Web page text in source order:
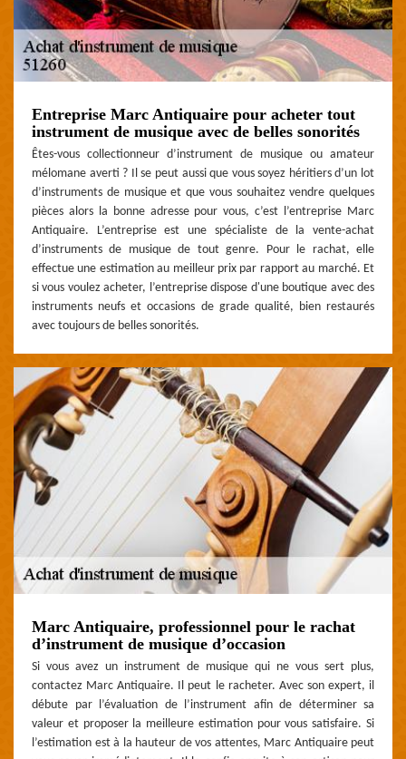
Entreprise Marc Antiquaire pour acheter tout
instrument de musique avec de belles sonorités
Êtes-vous collectionneur d’instrument de musique ou amateur
mélomane averti ? Il se peut aussi que vous soyez héritiers d’un lot
d’instruments de musique et que vous souhaitez vendre quelques
pièces alors la bonne adresse pour vous, c’est l’entreprise Marc
Antiquaire. L’entreprise est une spécialiste de la vente-achat
d’instruments de musique de tout genre. Pour le rachat, elle
effectue une estimation au meilleur prix par rapport au marché. Et
si vous voulez acheter, l’entreprise dispose d'une boutique avec des
instruments neufs et occasions de grade qualité, bien restaurés
avec toujours de belles sonorités.
Marc Antiquaire, professionnel pour le rachat
d’instrument de musique d’occasion
Si vous avez un instrument de musique qui ne vous sert plus,
contactez Marc Antiquaire. Il peut le racheter. Avec son expert, il
débute par l’évaluation de l’instrument afin de déterminer sa
valeur et proposer la meilleure estimation pour vous satisfaire. Si
l’estimation est à la hauteur de vos attentes, Marc Antiquaire peut